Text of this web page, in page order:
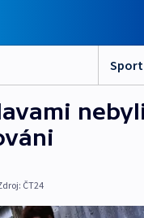
Sport
ČT24